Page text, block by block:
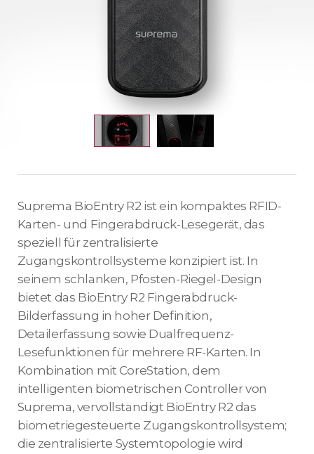
Suprema BioEntry R2 ist ein kompaktes RFID-
Karten- und Fingerabdruck-Lesegerät, das
speziell für zentralisierte
Zugangskontrollsysteme konzipiert ist. In
seinem schlanken, Pfosten-Riegel-Design
bietet das BioEntry R2 Fingerabdruck-
Bilderfassung in hoher Definition,
Detailerfassung sowie Dualfrequenz-
Lesefunktionen für mehrere RF-Karten. In
Kombination mit CoreStation, dem
intelligenten biometrischen Controller von
Suprema, vervollständigt BioEntry R2 das
biometriegesteuerte Zugangskontrollsystem;
die zentralisierte Systemtopologie wird